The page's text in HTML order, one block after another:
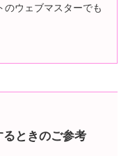
のウェブマスターでも
ときのご参考